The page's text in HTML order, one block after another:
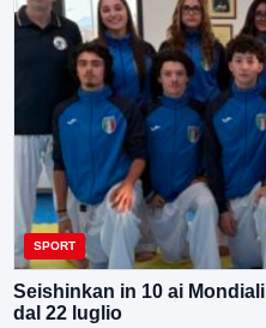
SPORT
Seishinkan in 10 ai
dal 22 luglio